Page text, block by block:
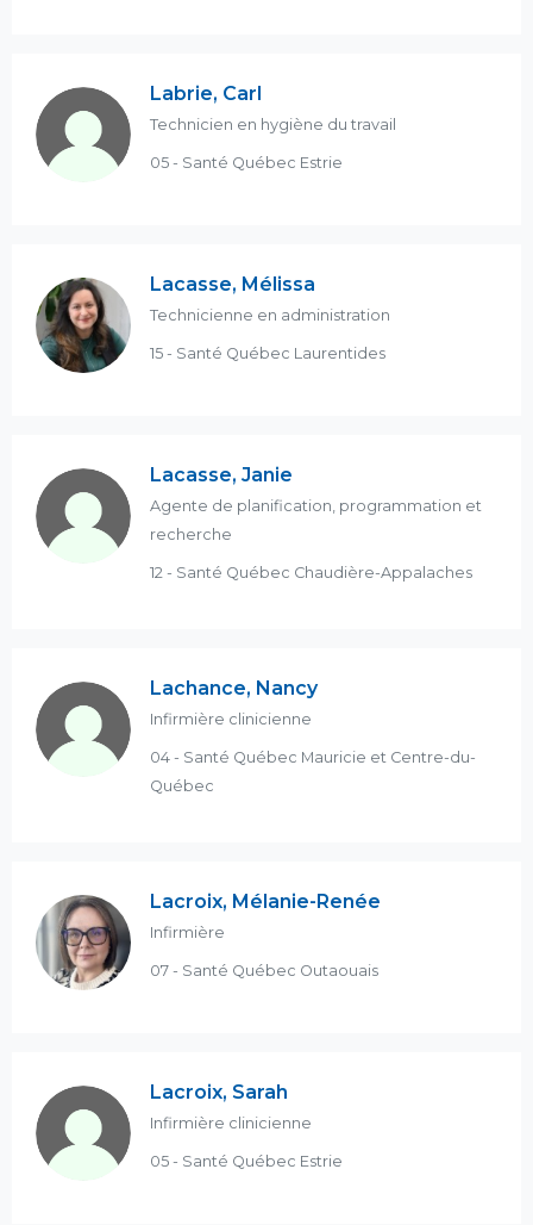
Labrie, Carl
Technicien en hygiène du travail
05 - Santé Québec Estrie
Lacasse, Mélissa
Technicienne en administration
15 - Santé Québec Laurentides
Lacasse, Janie
Agente de planification, programmation et
recherche
12 - Santé Québec Chaudière-Appalaches
Lachance, Nancy
Infirmière clinicienne
04 - Santé Québec Mauricie et Centre-du-
Québec
Lacroix, Mélanie-Renée
Infirmière
07 - Santé Québec Outaouais
Lacroix, Sarah
Infirmière clinicienne
05 - Santé Québec Estrie